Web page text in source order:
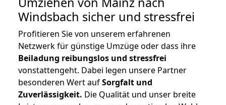
Windsbach sicher und stressfrei
Profitieren Sie von unserem erfahrenen
Netzwerk für günstige Umzüge oder dass ihre
Beiladung reibungslos und stressfrei
vonstattengeht. Dabei legen unsere Partner
besonderen Wert aufSorgfalt und
Zuverlässigkeit. Die Qualität und unser breite